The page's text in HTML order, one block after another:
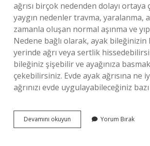
ağrısı birçok nedenden dolayı ortaya
yaygın nedenler travma, yaralanma,
zamanla oluşan normal aşınma ve
Nedene bağlı olarak, ayak
yerinde ağrı veya sertlik
bileğiniz şişebilir ve ayağınıza
çekebilirsiniz. Evde ayak ağrısına ne
ağrınızı evde uygulayabileceğiniz
Devamını okuyun
Bilek
Yorum Bırak